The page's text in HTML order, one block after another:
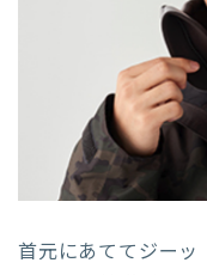
首元にあててジー